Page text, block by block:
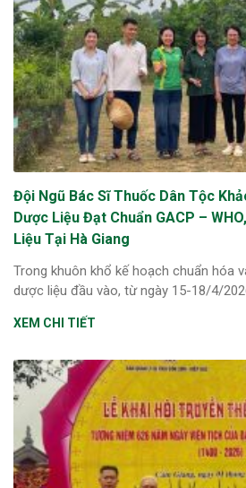
Sau Sinh Có Tự Khỏi
Thông Tin Cần Biết
sau sinh là tình trạng viêm da
phổ biến, khiến đôi bàn tay,
của chị em trở nên khô...
Đội Ngũ Bác Sĩ Thuốc Dân Tộc
Dược Liệu Đạt Chuẩn GACP –
Liệu Tại Hà Giang
Trong khuôn khổ kế hoạch chuẩn hóa
dược liệu đầu vào, từ ngày 15-18/4/
XEM CHI TIẾT